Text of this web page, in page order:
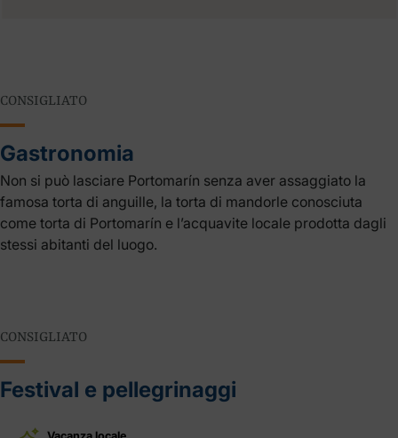
CONSIGLIATO
Gastronomia
Non si può lasciare Portomarín senza aver assaggiato la
famosa torta di anguille, la torta di mandorle conosciuta
come torta di Portomarín e l’acquavite locale prodotta dagli
stessi abitanti del luogo.
CONSIGLIATO
Festival e pellegrinaggi